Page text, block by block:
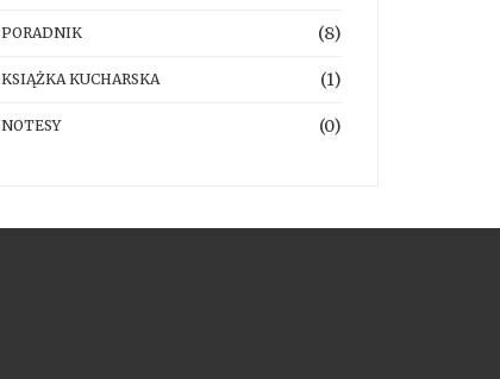
PORADNIK (8)
KSIĄŻKA KUCHARSKA (1)
NOTESY (0)